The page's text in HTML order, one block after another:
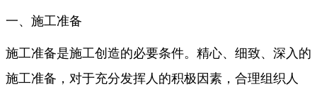
一、施工准备
施工准备是施工创造的必要条件。精心、细致、深入的
施工准备，对于充分发挥人的积极因素，合理组织人